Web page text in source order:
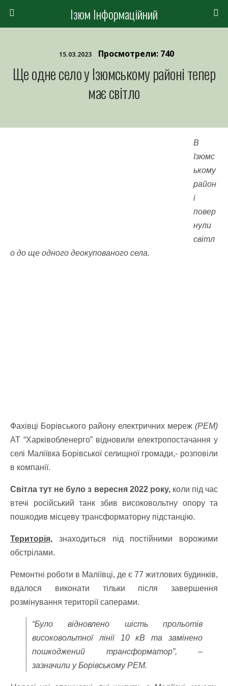
Ізюм Інформаційний
15.03.2023 Просмотрели: 740
Ще одне село у Ізюмському районі тепер
має світло
В
Ізюмс
ькому
район
і
повер
нули
світл
о до ще одного деокупованого села.
Фахівці Борівського району електричних мереж (РЕМ)
АТ “Харківобленерго” відновили електропостачання у
селі Маліївка Борівської селищної громади,- розповіли
в компанії.
Світла тут не було з вересня 2022 року,коли під час
втечі російський танк збив високовольтну опору та
пошкодив місцеву трансформаторну підстанцію.
Територія, знаходиться під постійними ворожими
обстрілами.
Ремонтні роботи в Маліївці, де є 77 житлових будинків,
вдалося виконати тільки після завершення
розмінування території саперами.
“Було відновлено шість прольотів
високовольтної лінії 10 кВ та замінено
пошкоджений трансформатор”, –
зазначили у Борівському РЕМ.